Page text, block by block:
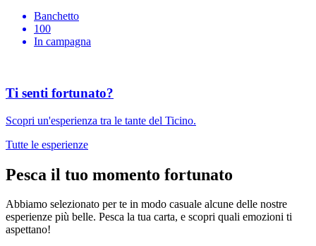
Banchetto
100
In campagna
Ti senti fortunato?
Scopri un'esperienza tra le tante del Ticino.
Tutte le esperienze
Pesca il tuo momento fortunato
Abbiamo selezionato per te in modo casuale alcune delle nostre
esperienze più belle. Pesca la tua carta, e scopri quali emozioni ti
aspettano!